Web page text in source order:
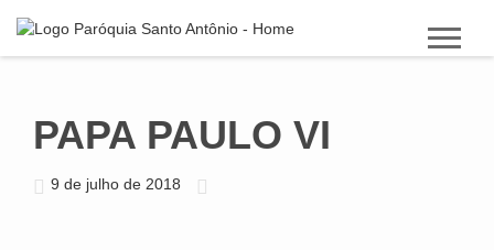
PAPA PAULO VI
9 de julho de 2018